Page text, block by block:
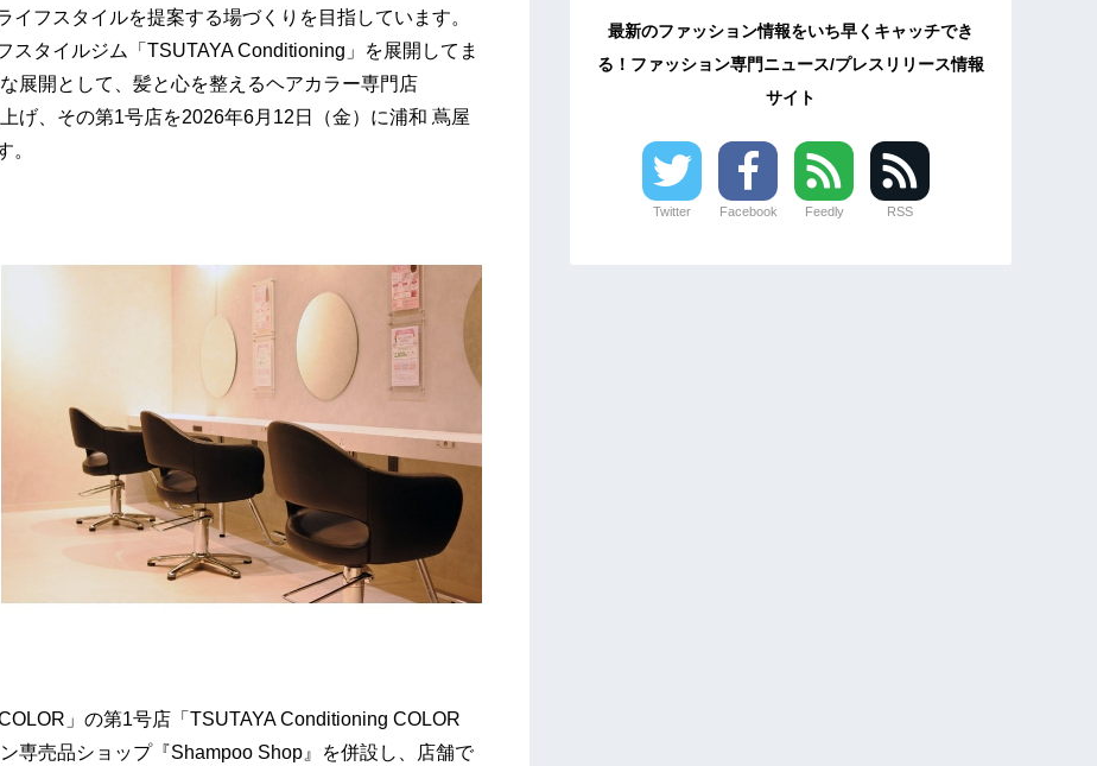
フスタイルを提案する場づくりを目指しています。
スタイルジム「TSUTAYA Conditioning」を展開してま
展開として、髪と心を整えるヘアカラー専門店
げ、その第1号店を2026年6月12日（金）に浦和 蔦屋
。
」の第1号店「TSUTAYA Conditioning COLOR
専売品ショップ『Shampoo Shop』を併設し、店舗で
最新のファッション情報をいち早くキャッチでき
る！ファッション専門ニュース/プレスリリース情報
サイト
Twitter Facebook Feedly RSS